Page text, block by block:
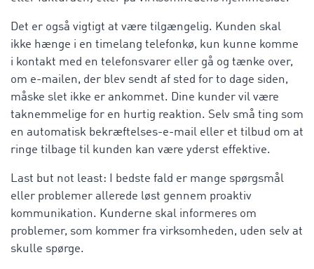
Det er også vigtigt at være tilgængelig. Kunden skal
ikke hænge i en timelang telefonkø, kun kunne komme
i kontakt med en telefonsvarer eller gå og tænke over,
om e-mailen, der blev sendt af sted for to dage siden,
måske slet ikke er ankommet. Dine kunder vil være
taknemmelige for en hurtig reaktion. Selv små ting som
en automatisk bekræftelses-e-mail eller et tilbud om at
ringe tilbage til kunden kan være yderst effektive.
Last but not least: I bedste fald er mange spørgsmål
eller problemer allerede løst gennem proaktiv
kommunikation. Kunderne skal informeres om
problemer, som kommer fra virksomheden, uden selv at
skulle spørge.